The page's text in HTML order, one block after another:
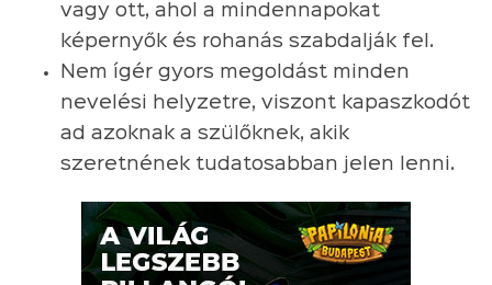
vagy ott, ahol a mindennapokat
képernyők és rohanás szabdalják fel.
Nem ígér gyors megoldást minden
nevelési helyzetre, viszont kapaszkodót
ad azoknak a szülőknek, akik
szeretnének tudatosabban jelen lenni.